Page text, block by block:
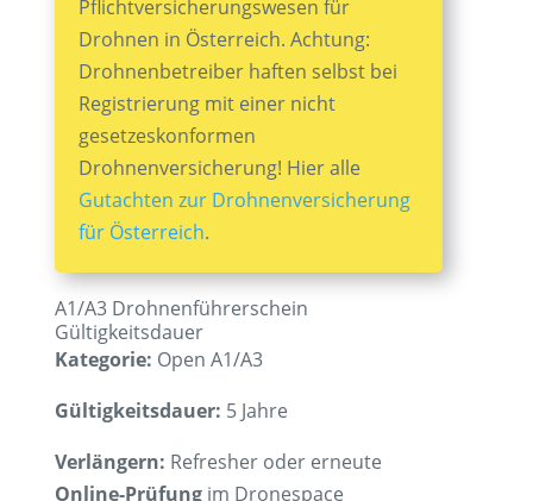
Pflichtversicherungswesen für
Drohnen in Österreich. Achtung:
Drohnenbetreiber haften selbst bei
Registrierung mit einer nicht
gesetzeskonformen
Drohnenversicherung! Hier alle
Gutachten zur Drohnenversicherung
für Österreich.
A1/A3 Drohnenführerschein
Gültigkeitsdauer
Kategorie: Open A1/A3
Gültigkeitsdauer: 5 Jahre
Verlängern: Refresher oder erneute
Online-Prüfungim Dronespace